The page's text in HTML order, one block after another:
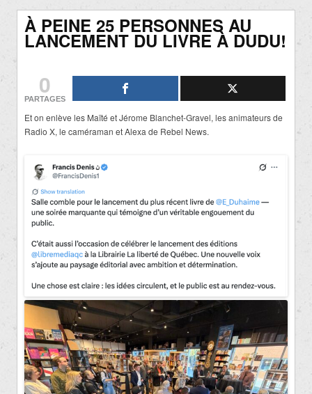
À PEINE 25 PERSONNES AU
LANCEMENT DU LIVRE À DUDU!
0
PARTAGES
Et on enlève les Maïté et Jérome Blanchet-Gravel, les animateurs de
Radio X, le caméraman et Alexa de Rebel News.